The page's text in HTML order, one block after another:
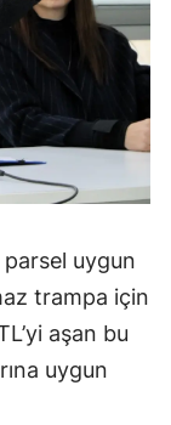
parsel uygun
trampa için
aşan bu
uygun